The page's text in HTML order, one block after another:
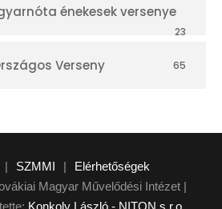
énekesek versenye
23
Verseny 65
| SZMMI |
Elérhetőségek
Magyar Művelődési Intézet |
Konkoly László - NITON s.r.o.